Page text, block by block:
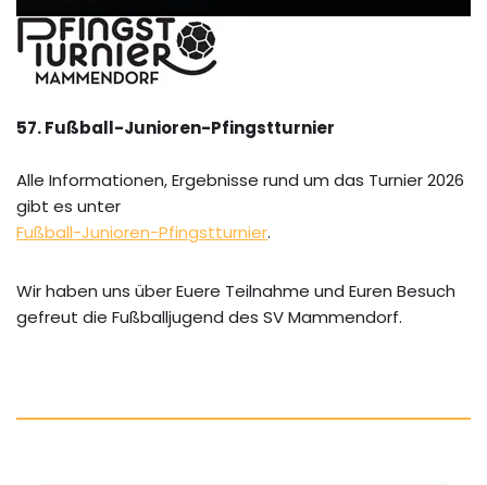
57. Fußball-Junioren-Pfingstturnier
Alle Informationen, Ergebnisse rund um das Turnier 2026
gibt es unter
Fußball-Junioren-Pfingstturnier.
Wir haben uns über Euere Teilnahme und Euren Besuch
gefreut die Fußballjugend des SV Mammendorf.